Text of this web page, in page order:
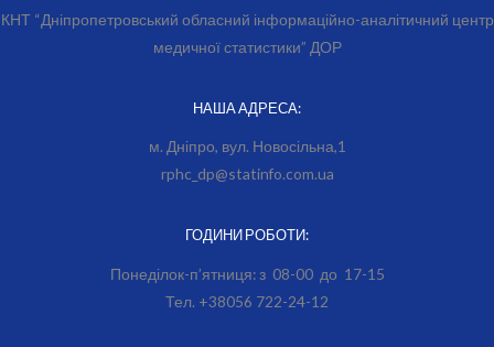
КНТ “Дніпропетровський обласний інформаційно-аналітичний центр
медичної статистики” ДОР
НАША АДРЕСА:
м. Дніпро, вул. Новосільна,1
rphc_dp@statinfo.com.ua
ГОДИНИ РОБОТИ:
Понеділок-п’ятниця: з 08-00 до 17-15
Тел. +38056 722-24-12